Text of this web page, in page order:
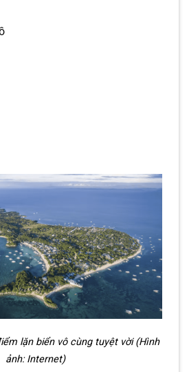
lặn biển vô cùng tuyệt vời (Hình
ảnh: Internet)